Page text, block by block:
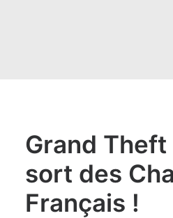
Grand
sort des
Français !